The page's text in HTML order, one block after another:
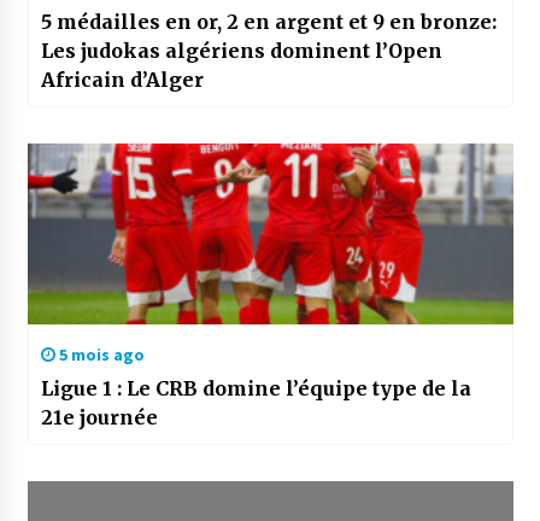
5 médailles en or, 2 en argent et 9 en bronze:
Les judokas algériens dominent l’Open
Africain d’Alger
5 mois ago
Ligue 1 : Le CRB domine l’équipe type de la
21e journée